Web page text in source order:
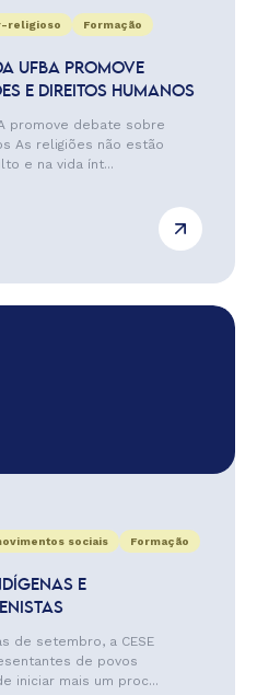
religioso Formação
UFBA PROMOVE
E DIREITOS HUMANOS
promove debate sobre
As religiões não estão
e na vida ínt...
sociais
Formação
E
de setembro, a CESE
de povos
iniciar mais um proc...